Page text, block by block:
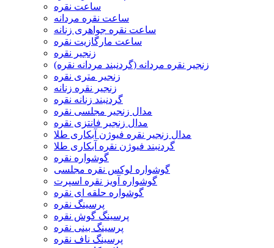
ساعت نقره
ساعت نقره مردانه
ساعت نقره جواهری زنانه
ساعت مارگازیت نقره
زنجیر نقره
زنجیر نقره مردانه (گردنبند مردانه نقره)
زنجیر متری نقره
زنجیر نقره زنانه
گردنبند زنانه نقره
مدال زنجیر مجلسی نقره
مدال زنجیر فانتزی نقره
مدال زنجیر نقره فیوژن آبکاری طلا
گردنبند فیوژن نقره آبکاری طلا
گوشواره نقره
گوشواره لوکس نقره مجلسی
گوشواره آویز نقره اسپرت
گوشواره حلقه ای نقره
پرسینگ نقره
پرسینگ گوش نقره
پرسینگ بینی نقره
پرسینگ ناف نقره